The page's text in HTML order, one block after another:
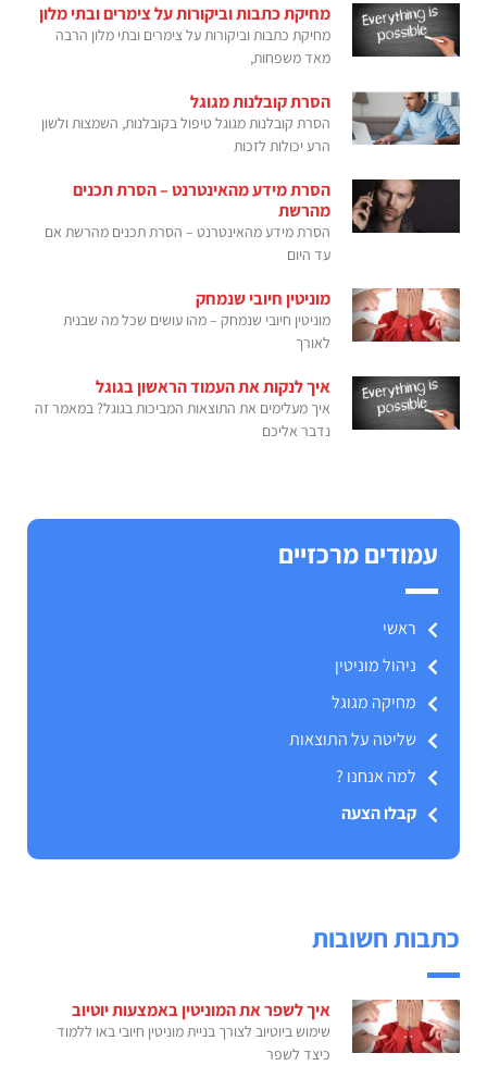
מחיקת כתבות וביקורות על צימרים ובתי מלון
מחיקת כתבות וביקורות על צימרים ובתי מלון הרבה
מאד משפחות,
הסרת קובלנות מגוגל
הסרת קובלנות מגוגל טיפול בקובלנות, השמצות ולשון
הרע יכולות לזכות
הסרת מידע מהאינטרנט – הסרת תכנים
מהרשת
הסרת מידע מהאינטרנט – הסרת תכנים מהרשת אם
עד היום
מוניטין חיובי שנמחק
מוניטין חיובי שנמחק – מהו עושים שכל מה שבנית
לאורך
איך לנקות את העמוד הראשון בגוגל
איך מעלימים את התוצאות המביכות בגוגל? במאמר זה
נדבר אליכם
עמודים מרכזיים
ראשי
ניהול מוניטין
מחיקה מגוגל
שליטה על התוצאות
למה אנחנו ?
קבלו הצעה
כתבות חשובות
איך לשפר את המוניטין באמצעות יוטיוב
שימוש ביוטיוב לצורך בניית מוניטין חיובי באו ללמוד
כיצד לשפר